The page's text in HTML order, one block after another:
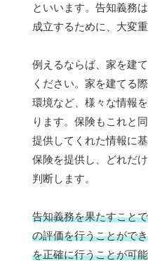
といいます。告知義務
成立するために、大変
例えるならば、家を建
ください。家を建てる
環境など、様々な情報
ります。保険もこれと
提供してくれた情報に
保険を提供し、どれだ
判断します。
告知義務を果たすこと
の評価を行うことがで
を正確に行うことが可能